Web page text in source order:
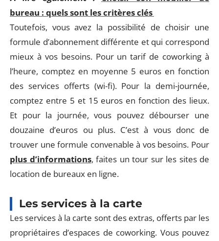
bureau : quels sont les critères clés
Toutefois, vous avez la possibilité de choisir une
formule d’abonnement différente et qui correspond
mieux à vos besoins. Pour un tarif de coworking à
l’heure, comptez en moyenne 5 euros en fonction
des services offerts (wi-fi). Pour la demi-journée,
comptez entre 5 et 15 euros en fonction des lieux.
Et pour la journée, vous pouvez débourser une
douzaine d’euros ou plus. C’est à vous donc de
trouver une formule convenable à vos besoins. Pour
plus d’informations, faites un tour sur les sites de
location de bureaux en ligne.
Les services à la carte
Les services à la carte sont des extras, offerts par les
propriétaires d’espaces de coworking. Vous pouvez